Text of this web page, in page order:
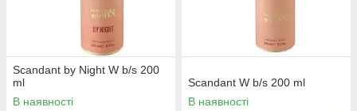
Scandant by Night W b/s 200
ml
В наявності
Scandant W b/s 200 ml
В наявності